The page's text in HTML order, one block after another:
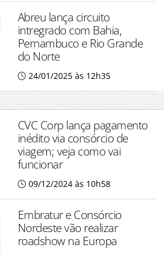
Abreu lança circuito
intregrado com Bahia,
Pernambuco e Rio Grande
do Norte
24/01/2025 às 12h35
CVC Corp lança pagamento
inédito via consórcio de
viagem; veja como vai
funcionar
09/12/2024 às 10h58
Embratur e Consórcio
Nordeste vão realizar
roadshow na Europa